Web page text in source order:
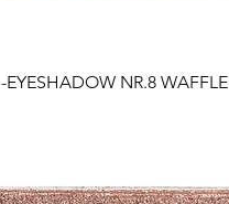
NR.8 WAFFLE